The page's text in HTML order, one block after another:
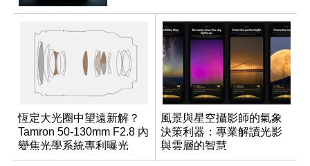
恆定大光圈中望遠新解？
Tamron 50-130mm F2.8 內
變焦光學系統專利曝光
風景與星空攝影師的氣象
決策利器：專業解讀光影
與雲層的智慧
App「Atmos」登場